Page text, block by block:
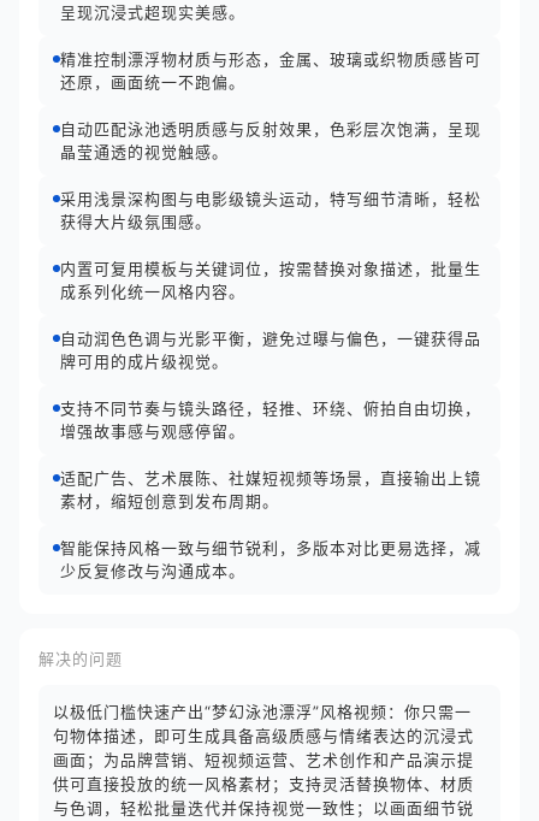
呈现沉浸式超现实美感。
精准控制漂浮物材质与形态，金属、玻璃或织物质感皆可
还原，画面统一不跑偏。
自动匹配泳池透明质感与反射效果，色彩层次饱满，呈现
晶莹通透的视觉触感。
采用浅景深构图与电影级镜头运动，特写细节清晰，轻松
获得大片级氛围感。
内置可复用模板与关键词位，按需替换对象描述，批量生
成系列化统一风格内容。
自动润色色调与光影平衡，避免过曝与偏色，一键获得品
牌可用的成片级视觉。
支持不同节奏与镜头路径，轻推、环绕、俯拍自由切换，
增强故事感与观感停留。
适配广告、艺术展陈、社媒短视频等场景，直接输出上镜
素材，缩短创意到发布周期。
智能保持风格一致与细节锐利，多版本对比更易选择，减
少反复修改与沟通成本。
解决的问题
以极低门槛快速产出“梦幻泳池漂浮”风格视频：你只需一
句物体描述，即可生成具备高级质感与情绪表达的沉浸式
画面；为品牌营销、短视频运营、艺术创作和产品演示提
供可直接投放的统一风格素材；支持灵活替换物体、材质
与色调，轻松批量迭代并保持视觉一致性；以画面细节锐